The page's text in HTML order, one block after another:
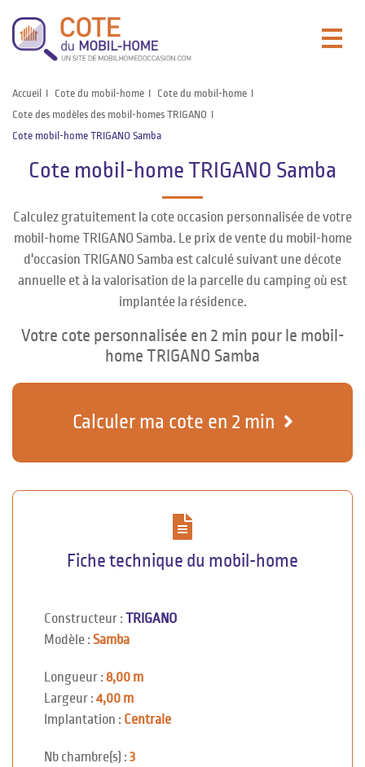
Accueil Cote du mobil-home
Cote du mobil-home
Cote des modèles des mobil-homes TRIGANO
Cote mobil-home TRIGANO Samba
Cote mobil-home TRIGANO Samba
Calculez gratuitement la cote occasion personnalisée de votre
mobil-home TRIGANO Samba. Le prix de vente du mobil-home
d'occasion TRIGANO Samba est calculé suivant une décote
annuelle et à la valorisation de la parcelle du camping où est
implantée la résidence.
Votre cote personnalisée en 2 min pour le mobil-
home TRIGANO Samba
Calculer ma cote en 2 min
Fiche technique du mobil-home
Constructeur : TRIGANO
Modèle : Samba
Longueur : 8,00 m
Largeur : 4,00 m
Implantation : Centrale
Nb chambre(s) : 3